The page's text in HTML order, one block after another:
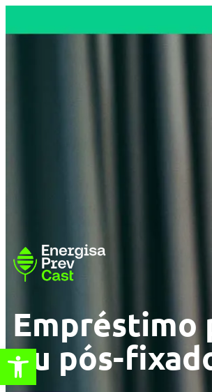
Empréstimo
ou pós-
Abrir a barra de ferramentas